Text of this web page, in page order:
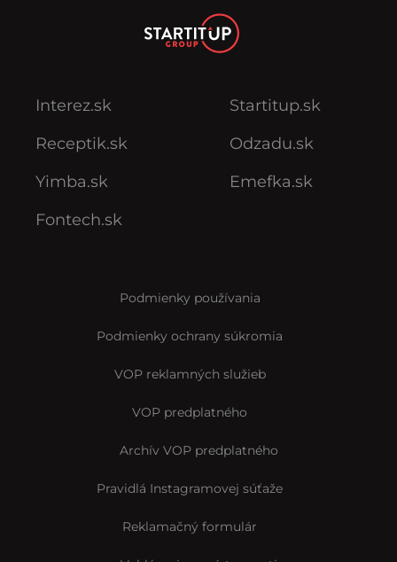
Interez.sk
Receptik.sk
Yimba.sk
Fontech.sk
Startitup.sk
Odzadu.sk
Emefka.sk
Podmienky používania
Podmienky ochrany súkromia
VOP reklamných služieb
VOP predplatného
Archív VOP predplatného
Pravidlá Instagramovej súťaže
Reklamačný formulár